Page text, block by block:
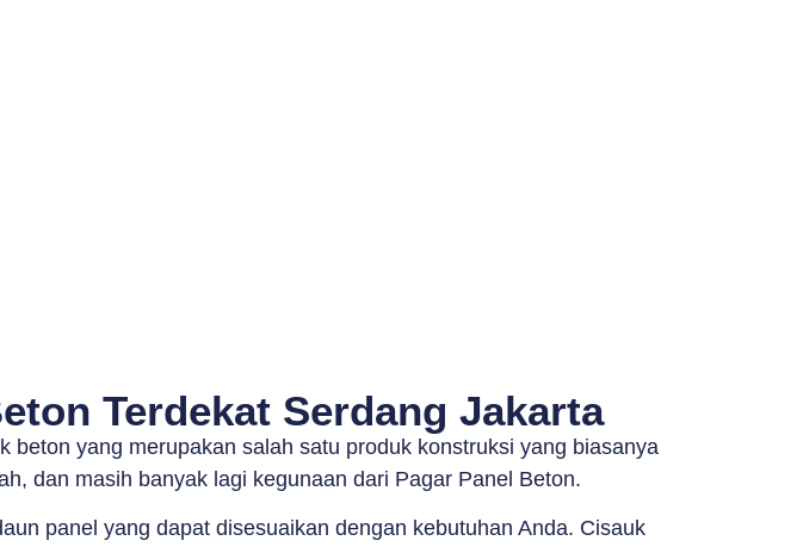
Terdekat Serdang Jakarta
beton yang merupakan salah satu produk konstruksi yang biasanya
dan masih banyak lagi kegunaan dari Pagar Panel Beton.
panel yang dapat disesuaikan dengan kebutuhan Anda. Cisauk